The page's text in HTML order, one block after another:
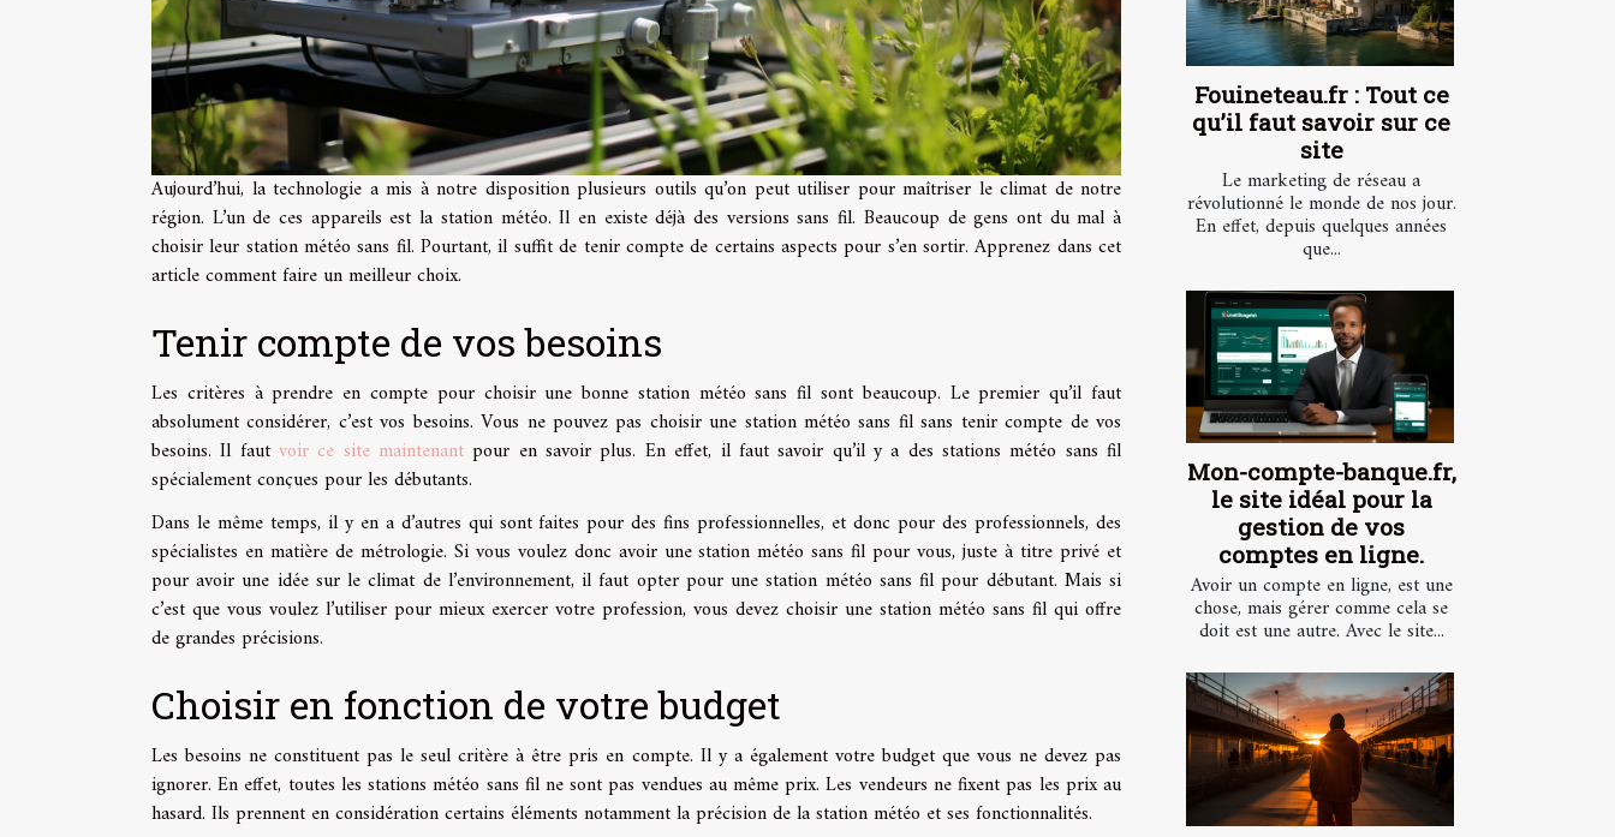
Aujourd’hui, la technologie a mis à notre disposition plusieurs outils qu’on peut utiliser pour maîtriser le climat de notre
région. L’un de ces appareils est la station météo. Il en existe déjà des versions sans fil. Beaucoup de gens ont du mal à
choisir leur station météo sans fil. Pourtant, il suffit de tenir compte de certains aspects pour s’en sortir. Apprenez dans cet
article comment faire un meilleur choix.
Tenir compte de vos besoins
Les critères à prendre en compte pour choisir une bonne station météo sans fil sont beaucoup. Le premier qu’il faut
absolument considérer, c’est vos besoins. Vous ne pouvez pas choisir une station météo sans fil sans tenir compte de vos
besoins. Il fautvoir ce site maintenant pour en savoir plus. En effet, il faut savoir qu’il y a des stations météo sans fil
spécialement conçues pour les débutants.
Dans le même temps, il y en a d’autres qui sont faites pour des fins professionnelles, et donc pour des professionnels, des
spécialistes en matière de métrologie. Si vous voulez donc avoir une station météo sans fil pour vous, juste à titre privé et
pour avoir une idée sur le climat de l’environnement, il faut opter pour une station météo sans fil pour débutant. Mais si
c’est que vous voulez l’utiliser pour mieux exercer votre profession, vous devez choisir une station météo sans fil qui offre
de grandes précisions.
Choisir en fonction de votre budget
Les besoins ne constituent pas le seul critère à être pris en compte. Il y a également votre budget que vous ne devez pas
ignorer. En effet, toutes les stations météo sans fil ne sont pas vendues au même prix. Les vendeurs ne fixent pas les prix au
hasard. Ils prennent en considération certains éléments notamment la précision de la station météo et ses fonctionnalités.
Fouineteau.fr : Tout ce
qu’il faut savoir sur ce
site
Le marketing de réseau a
révolutionné le monde de nos jour.
En effet, depuis quelques années
que...
Mon-compte-banque.fr,
le site idéal pour la
gestion de vos
comptes en ligne.
Avoir un compte en ligne, est une
chose, mais gérer comme cela se
doit est une autre. Avec le site...